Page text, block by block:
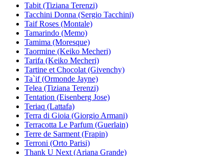
Tabit (Tiziana Terenzi)
Tacchini Donna (Sergio Tacchini)
Taif Roses (Montale)
Tamarindo (Memo)
Tamima (Moresque)
Taormine (Keiko Mecheri)
Tarifa (Keiko Mecheri)
Tartine et Chocolat (Givenchy)
Ta`if (Ormonde Jayne)
Telea (Tiziana Terenzi)
Tentation (Eisenberg Jose)
Teriaq (Lattafa)
Terra di Gioia (Giorgio Armani)
Terracotta Le Parfum (Guerlain)
Terre de Sarment (Frapin)
Terroni (Orto Parisi)
Thank U Next (Ariana Grande)